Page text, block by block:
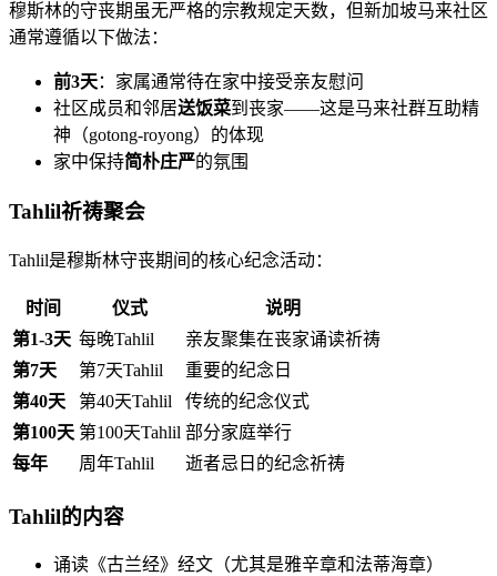
穆斯林的守丧期虽无严格的宗教规定天数，但新加坡马来社区
通常遵循以下做法：
前3天：家属通常待在家中接受亲友慰问
社区成员和邻居送饭菜到丧家——这是马来社群互助精
神（gotong-royong）的体现
家中保持简朴庄严的氛围
Tahlil祈祷聚会
Tahlil是穆斯林守丧期间的核心纪念活动：
时间 仪式
说明
第1-3天 每晚Tahlil
亲友聚集在丧家诵读祈祷
第7天
第7天Tahlil
重要的纪念日
第40天
第40天Tahlil
传统的纪念仪式
第100天 第100天Tahlil 部分家庭举行
每年
周年Tahlil 逝者忌日的纪念祈祷
Tahlil的内容
诵读《古兰经》经文（尤其是雅辛章和法蒂海章）